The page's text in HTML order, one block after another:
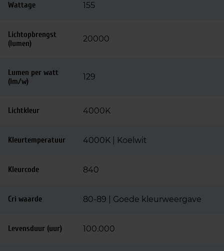
Wattage 155
Lichtopbrengst
(lumen)
20000
Lumen per watt
(lm/w)
129
Lichtkleur 4000K
Kleurtemperatuur 4000K | Koelwit
Kleurcode 840
Cri waarde 80-89 | Goede kleurweergave
Levensduur (uur) 100.000